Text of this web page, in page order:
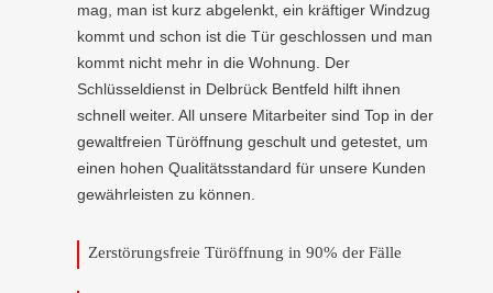
mag, man ist kurz abgelenkt, ein kräftiger Windzug
kommt und schon ist die Tür geschlossen und man
kommt nicht mehr in die Wohnung. Der
Schlüsseldienst in Delbrück Bentfeld hilft ihnen
schnell weiter. All unsere Mitarbeiter sind Top in der
gewaltfreien Türöffnung geschult und getestet, um
einen hohen Qualitätsstandard für unsere Kunden
gewährleisten zu können.
Zerstörungsfreie Türöffnung in 90% der Fälle